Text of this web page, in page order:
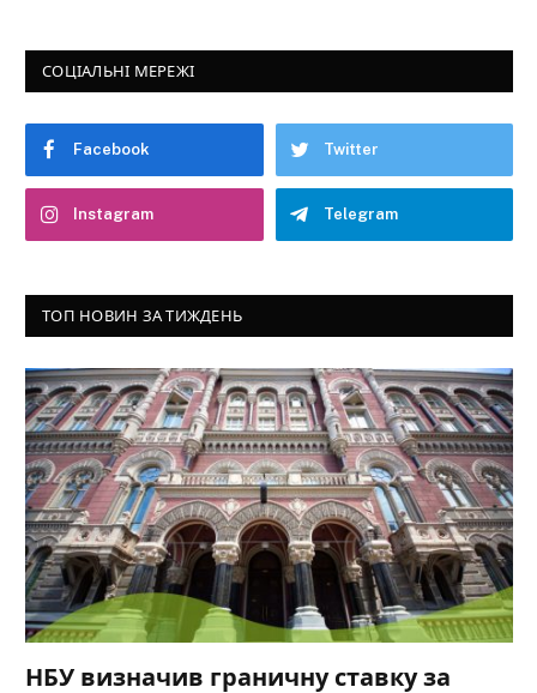
СОЦІАЛЬНІ МЕРЕЖІ
Facebook Twitter
Instagram Telegram
ТОП НОВИН ЗА ТИЖДЕНЬ
НБУ визначив граничну ставку за